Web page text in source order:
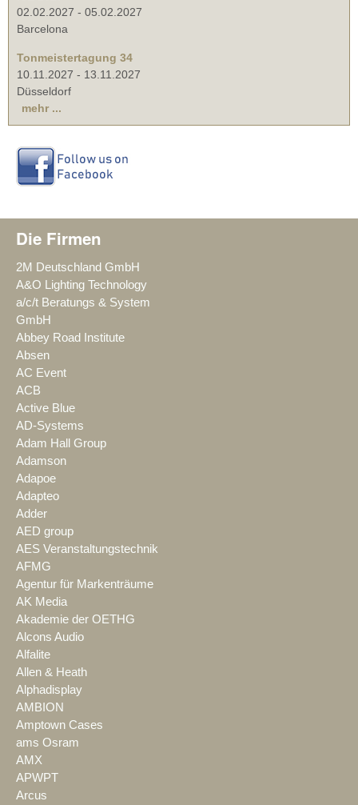
02.02.2027 - 05.02.2027
Barcelona
Tonmeistertagung 34
10.11.2027 - 13.11.2027
Düsseldorf
mehr ...
Die Firmen
2M Deutschland GmbH
A&O Lighting Technology
a/c/t Beratungs & System
GmbH
Abbey Road Institute
Absen
AC Event
ACB
Active Blue
AD-Systems
Adam Hall Group
Adamson
Adapoe
Adapteo
Adder
AED group
AES Veranstaltungstechnik
AFMG
Agentur für Markenträume
AK Media
Akademie der OETHG
Alcons Audio
Alfalite
Allen & Heath
Alphadisplay
AMBION
Amptown Cases
ams Osram
AMX
APWPT
Arcus